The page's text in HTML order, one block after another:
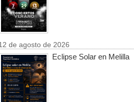
de agosto de 2026
Eclipse Solar en Melilla